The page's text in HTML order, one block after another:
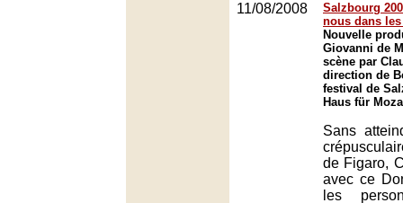
11/08/2008
Salzbourg
nous dans
Nouvelle
Giovanni de
scène par
direction de
festival de
Haus für
Sans
de Figaro,
avec ce
les